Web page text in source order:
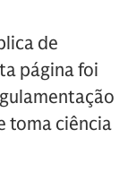
de
página foi
toma ciência